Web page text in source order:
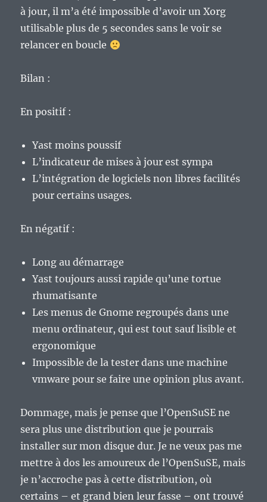
à jour, il m’a été impossible d’avoir un Xorg
utilisable plus de 5 secondes sans le voir se
relancer en boucle
Bilan :
En positif :
Yast moins poussif
L’indicateur de mises à jour est sympa
L’intégration de logiciels non libres facilités
pour certains usages.
En négatif :
Long au démarrage
Yast toujours aussi rapide qu’une tortue
rhumatisante
Les menus de Gnome regroupés dans une
menu ordinateur, qui est tout sauf lisible et
ergonomique
Impossible de la tester dans une machine
vmware pour se faire une opinion plus avant.
Dommage, mais je pense que l’OpenSuSE ne
sera plus une distribution que je pourrais
installer sur mon disque dur. Je ne veux pas me
mettre à dos les amoureux de l’OpenSuSE, mais
je n’accroche pas à cette distribution, où
certains – et grand bien leur fasse – ont trouvé